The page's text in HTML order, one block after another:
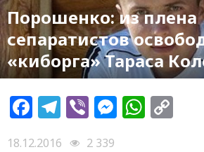
Порошенко: из плена
сепаратистов
«киборга» Тараса
Facebook
Telegram
Viber
18.12.2016
2 339